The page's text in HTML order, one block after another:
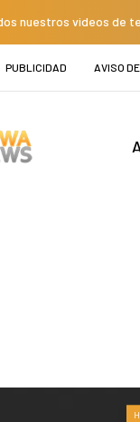
nuestros videos de
PUBLICIDAD AVISO